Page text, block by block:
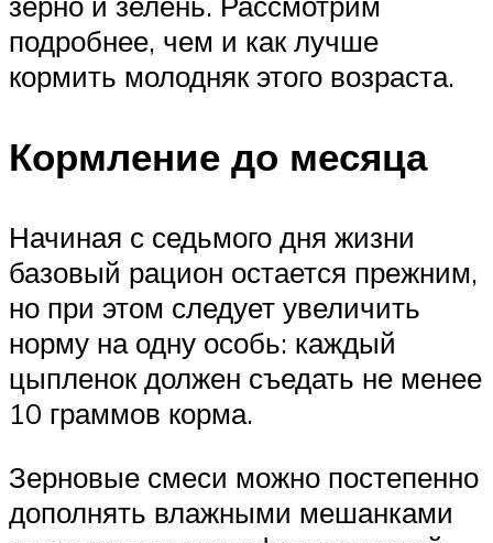
подробнее, чем и как лучше
кормить молодняк этого возраста.
Кормление до месяца
Начиная с седьмого дня жизни
базовый рацион остается прежним,
но при этом следует увеличить
норму на одну особь: каждый
цыпленок должен съедать не менее
10 граммов корма.
Зерновые смеси можно постепенно
дополнять влажными мешанками